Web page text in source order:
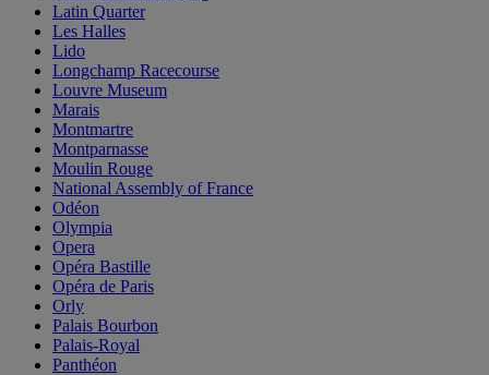
Latin Quarter
Les Halles
Lido
Longchamp Racecourse
Louvre Museum
Marais
Montmartre
Montparnasse
Moulin Rouge
National Assembly of France
Odéon
Olympia
Opera
Opéra Bastille
Opéra de Paris
Orly
Palais Bourbon
Palais-Royal
Panthéon